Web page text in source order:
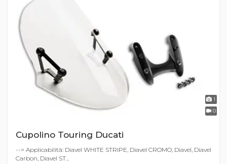
1
0
Cupolino Touring Ducati
--> Applicabilità: Diavel WHITE STRIPE, Diavel CROMO, Diavel, Diavel
Carbon, Diavel ST...